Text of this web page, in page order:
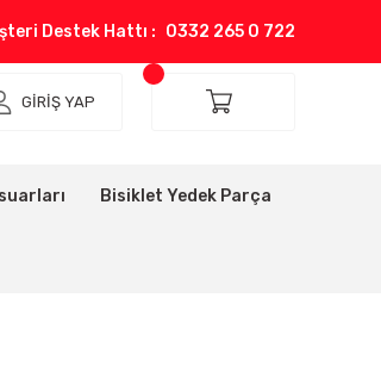
Destek Hattı : 0332 265 0 722
GİRİŞ YAP
Bisiklet Yedek Parça